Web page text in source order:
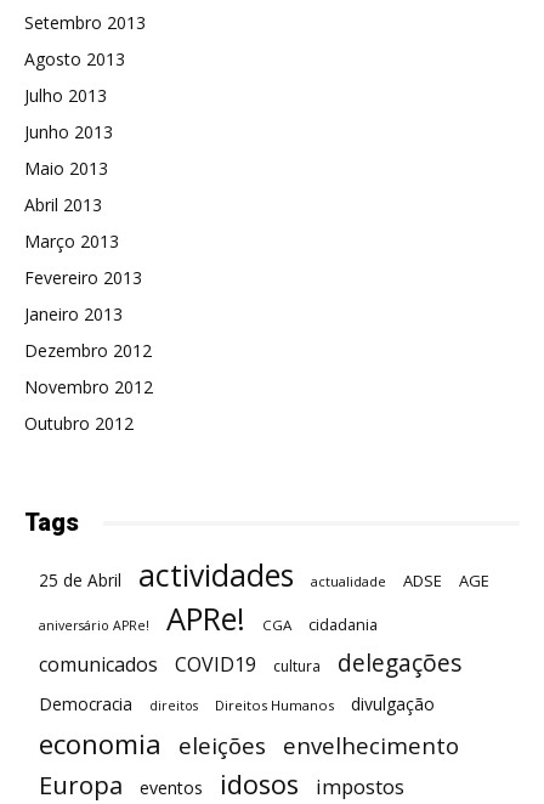
Setembro 2013
Agosto 2013
Julho 2013
Junho 2013
Maio 2013
Abril 2013
Março 2013
Fevereiro 2013
Janeiro 2013
Dezembro 2012
Novembro 2012
Outubro 2012
Tags
25 de Abril actividades actualidade ADSE AGE
aniversário APRe! APRe! CGA cidadania
comunicados COVID19 cultura delegações
Democracia direitos Direitos Humanos divulgação
economia eleições envelhecimento
Europa eventos idosos impostos